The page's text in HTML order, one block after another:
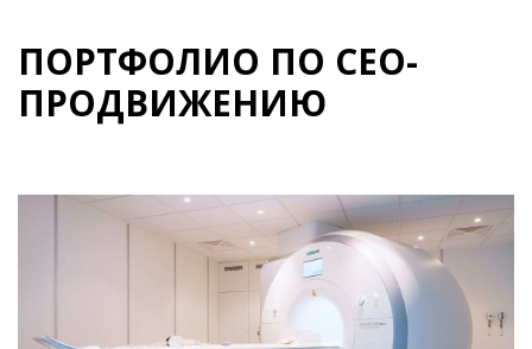
ПОРТФОЛИО ПО СЕО-
ПРОДВИЖЕНИЮ